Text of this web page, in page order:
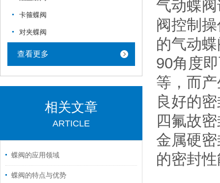
气动蝶
阀控制
的气动
90角度
等，而
良好的
四氟故
金属硬
的密封
卡箍蝶阀
对夹蝶阀
查看更多
相关文章
ARTICLE
蝶阀的应用领域
蝶阀的特点与优势